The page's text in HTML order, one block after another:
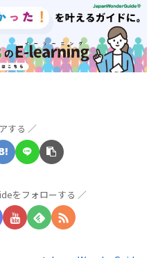
する
をフォローする